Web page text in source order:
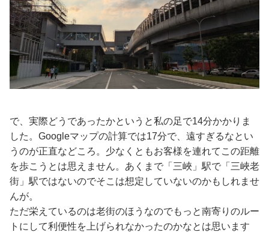
で、実際どうであったかというと私の足で14分かかりま
した。Googleマップの計算では17分で、遠すぎるなとい
うのが正直などころ。少なくともお客様を連れてこの距離
を歩こうとは思えません。あくまで「三峽」駅で「三峽老
街」駅ではないのでそこは想定していないのかもしれませ
んが。
ただ栄えているのは老街のほうなのでもっと南寄りのルー
トにして利便性を上げられなかったのかなとは思います